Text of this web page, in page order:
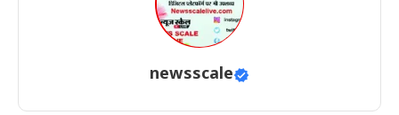
newsscale